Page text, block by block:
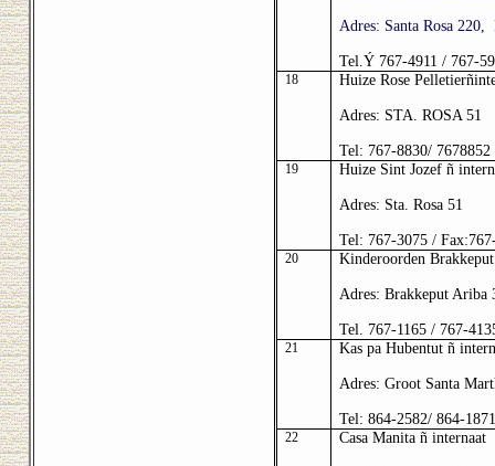
Adres: Santa Rosa 220,
Tel. Ý 767-4911 / 767-
18 Huize Rose
Adres: STA. ROSA 51
Tel: 767-8830/
19 Huize Sint Jozef ñ
Adres: Sta. Rosa 51
Tel: 767-3075 /
20 Kinderoorden
Adres: Brakkeput Ariba
Tel. 767-1165 / 767-
21 Kas pa Hubentut ñ
Adres: Groot Santa
Tel: 864-2582/ 864-
22 Casa Manita ñ internaat